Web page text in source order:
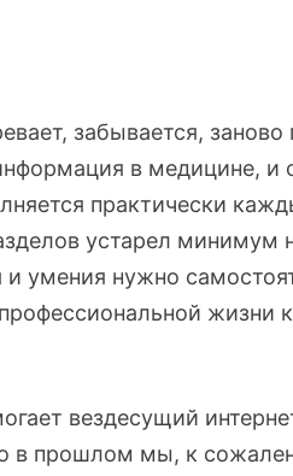
забывается, заново
в медицине, и
практически
устарел минимум
умения нужно
жизни
вездесущий
в прошлом мы, к